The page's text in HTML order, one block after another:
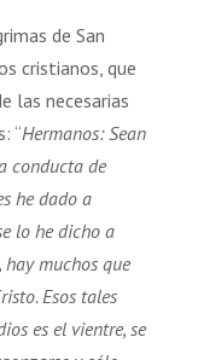
de San
cristianos, que
las necesarias
“Hermanos: Sean
conducta de
he dado a
lo he dicho a
muchos que
Esos tales
es el vientre, se